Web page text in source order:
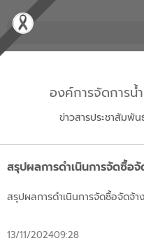
องค์การจัดการน้
ข่าวสารประชาสัมพั
สรุปผลการดำเนินการจัดซื้อ
สรุปผลการดำเนินการจัดซื้อจัดจ้
13/11/202409:28